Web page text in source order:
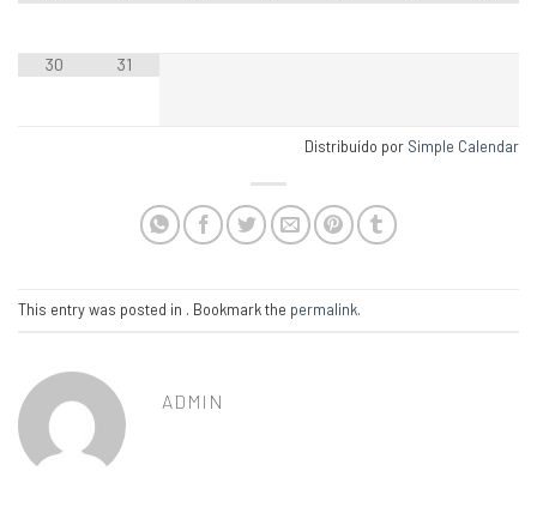
30 31
Distribuído por Simple Calendar
This entry was posted in . Bookmark the permalink.
ADMIN